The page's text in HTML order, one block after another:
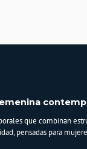
que combinan
pensadas para